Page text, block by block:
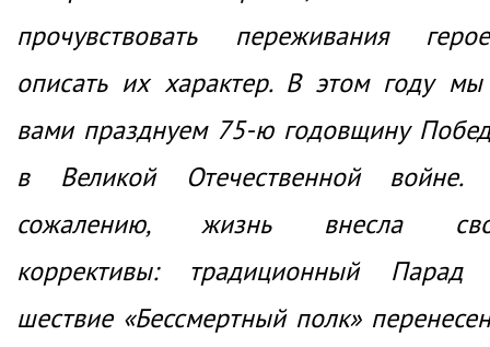
прочувствовать переживания
описать их характер. В этом году
вами празднуем 75-ю годовщину
в Великой Отечественной войне.
сожалению, жизнь внесла
коррективы: традиционный
шествие «Бессмертный полк»